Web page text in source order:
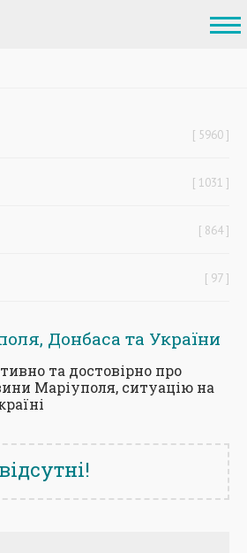
5960
1031
864
97
Донбаса та України
та достовірно про
Маріуполя, ситуацію на